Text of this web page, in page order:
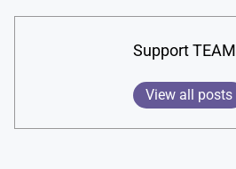
Support TEAM
View all posts